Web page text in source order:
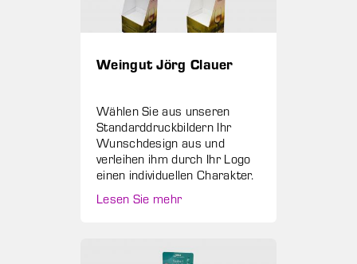
Weingut Jörg Clauer
Wählen Sie aus unseren
Standarddruckbildern Ihr
Wunschdesign aus und
verleihen ihm durch Ihr Logo
einen individuellen Charakter.
Lesen Sie mehr